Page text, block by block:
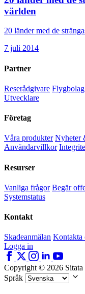
världen
20 länder med de
7 juli 2014
Partner
Reserådgivare Flygbolag
Utvecklare
Företag
Våra produkter Nyheter
Användarvillkor
Resurser
Vanliga frågor Begär
Systemstatus
Kontakt
Skadeanmälan Kontakta
Logga in
Copyright © 2026 Sitata
Språk